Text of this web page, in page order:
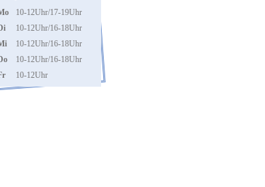
10-12Uhr/17-19Uhr
10-12Uhr/16-18Uhr
10-12Uhr/16-18Uhr
10-12Uhr/16-18Uhr
10-12Uhr